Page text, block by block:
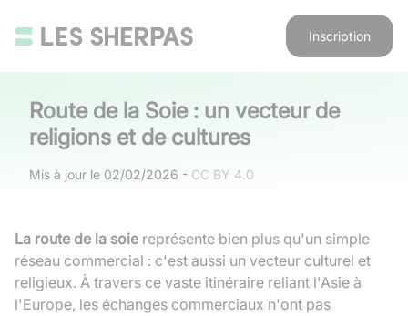
Inscription
Route de la Soie : un vecteur de
religions et de cultures
Mis à jour le 02/02/2026 - CC BY 4.0
La route de la soie représente bien plus qu'un simple
réseau commercial : c'est aussi un vecteur culturel et
religieux. À travers ce vaste itinéraire reliant l'Asie à
l'Europe, les échanges commerciaux n'ont pas